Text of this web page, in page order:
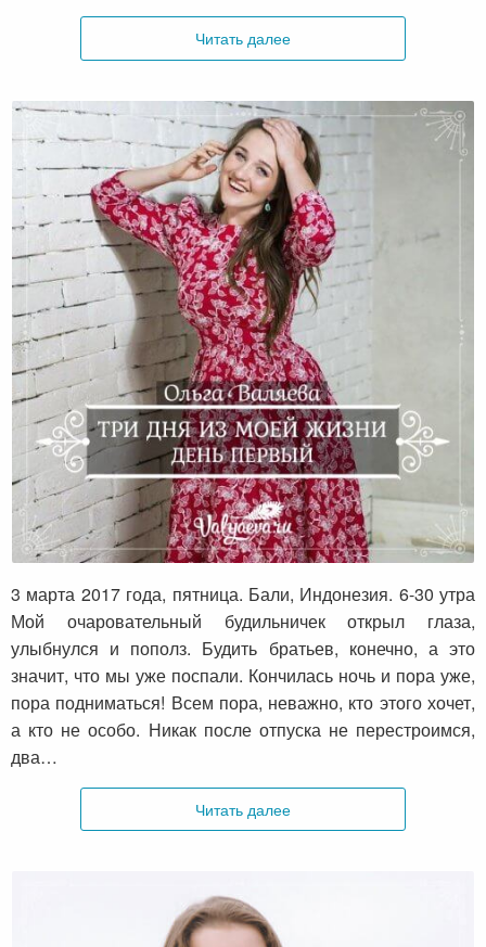
Читать далее
Три дня из моей жизни. День первый.
3 марта 2017 года, пятница. Бали, Индонезия. 6-30 утра
Мой очаровательный будильничек открыл глаза,
улыбнулся и пополз. Будить братьев, конечно, а это
значит, что мы уже поспали. Кончилась ночь и пора уже,
пора подниматься! Всем пора, неважно, кто этого хочет,
а кто не особо. Никак после отпуска не перестроимся,
два…
Читать далее